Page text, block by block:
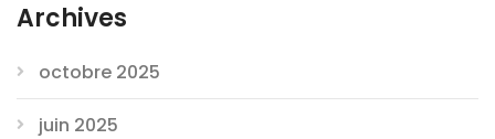
Archives
octobre 2025
juin 2025